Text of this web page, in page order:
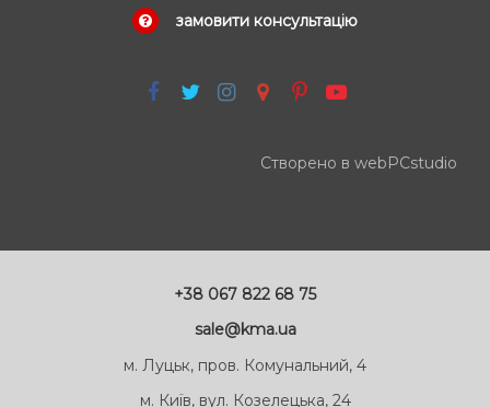
замовити консультацію
Створено в webPCstudio
+38 067 822 68 75
sale@kma.ua
м. Луцьк, пров. Комунальний, 4
м. Київ, вул. Козелецька, 24